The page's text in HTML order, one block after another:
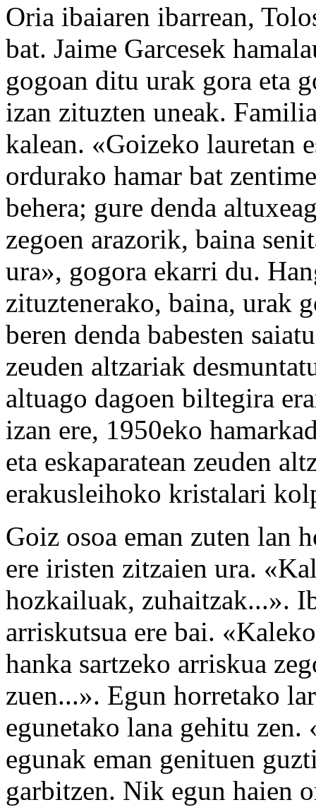
Oria ibaiaren ibarrean,
bat. Jaime Garcesek
gogoan ditu urak gora eta
izan zituzten uneak.
kalean. «Goizeko lauretan
ordurako hamar bat
behera; gure denda
zegoen arazorik, baina
ura», gogora ekarri du.
zituztenerako, baina, urak
beren denda babesten
zeuden altzariak
altuago dagoen biltegira
izan ere, 1950eko
eta eskaparatean zeuden
erakusleihoko kristalari
Goiz osoa eman zuten lan
ere iristen zitzaien ura.
hozkailuak, zuhaitzak...».
arriskutsua ere bai.
hanka sartzeko arriskua
zuen...». Egun horretako
egunetako lana gehitu zen.
egunak eman genituen
garbitzen. Nik egun haien